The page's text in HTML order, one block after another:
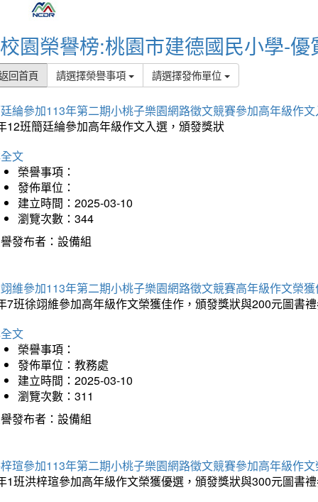
校園榮譽榜:桃園市建德國民小學-優
回首頁 請選擇榮譽事項 請選擇發佈單位
綸參加113年第二期小桃子樂園網路徵文競賽參加高年級作
12班簡廷綸參加高年級作文入選，頒發獎狀
文
榮譽事項：
發佈單位：
建立時間：2025-03-10
瀏覽次數：344
發布者：設備組
維參加113年第二期小桃子樂園網路徵文競賽高年級作文榮
7班徐翊維參加高年級作文榮獲佳作，頒發獎狀與200元圖書
文
榮譽事項：
發佈單位：教務處
建立時間：2025-03-10
瀏覽次數：311
發布者：設備組
瑄參加113年第二期小桃子樂園網路徵文競賽參加高年級作
1班洪梓瑄參加高年級作文榮獲優選，頒發獎狀與300元圖書